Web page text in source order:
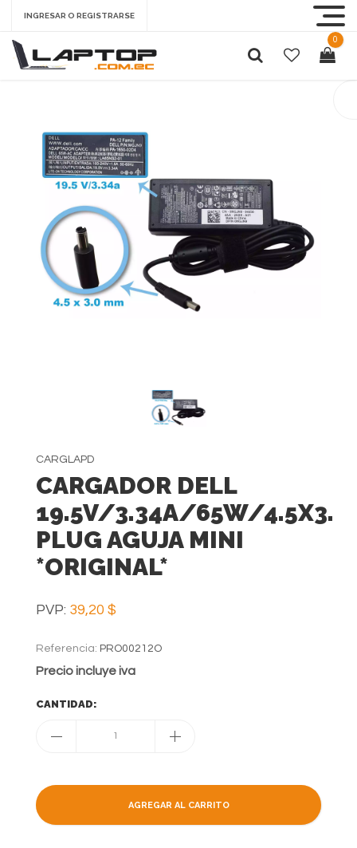
INGRESAR O REGISTRARSE
0
CARGLAPD
CARGADOR DELL
19.5V/3.34A/65W/
PLUG AGUJA MINI
*ORIGINAL*
PVP: 39,20 $
Referencia: PRO00212O
Precio incluye iva
CANTIDAD:
1
AGREGAR AL CARRITO